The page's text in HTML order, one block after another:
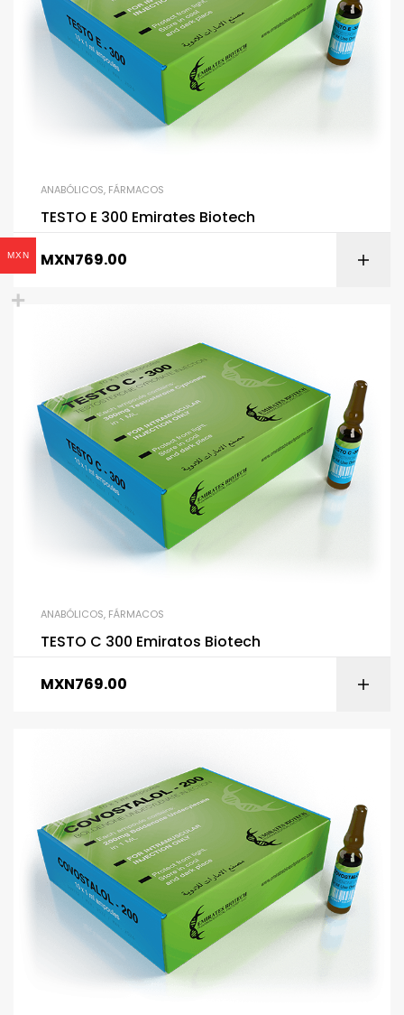
ANABÓLICOS, FÁRMACOS
TESTO E 300 Emirates Biotech
MXN769.00
ANABÓLICOS, FÁRMACOS
TESTO C 300 Emiratos Biotech
MXN769.00
MXN